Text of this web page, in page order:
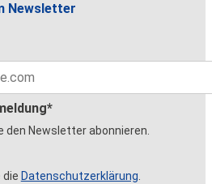
Newsletter
den Newsletter abonnieren.
die Datenschutzerklärung